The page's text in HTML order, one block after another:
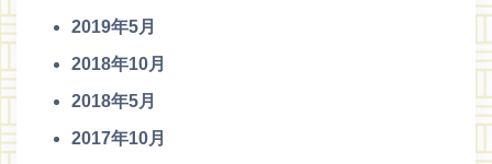
2019年5月
2018年10月
2018年5月
2017年10月